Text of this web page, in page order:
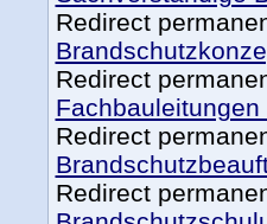
Redirect
Redirect
Redirect
Redirect